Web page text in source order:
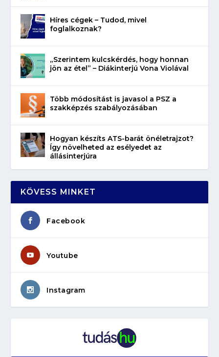
Híres cégek – Tudod, mivel
foglalkoznak?
„Szerintem kulcskérdés, hogy honnan
jön az étel” – Diákinterjú Vona Violával
Több módosítást is javasol a PSZ a
szakképzés szabályozásában
Hogyan készíts ATS-barát önéletrajzot?
Így növelheted az esélyedet az
állásinterjúra
KÖVESS MINKET
Facebook
Youtube
Instagram